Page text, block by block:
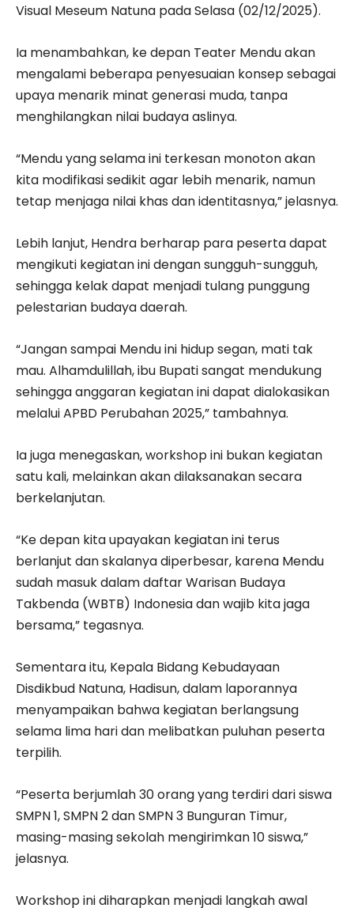
Visual Meseum Natuna pada Selasa (02/12/2025).
Ia menambahkan, ke depan Teater Mendu akan
mengalami beberapa penyesuaian konsep sebagai
upaya menarik minat generasi muda, tanpa
menghilangkan nilai budaya aslinya.
“Mendu yang selama ini terkesan monoton akan
kita modifikasi sedikit agar lebih menarik, namun
tetap menjaga nilai khas dan identitasnya,” jelasnya.
Lebih lanjut, Hendra berharap para peserta dapat
mengikuti kegiatan ini dengan sungguh-sungguh,
sehingga kelak dapat menjadi tulang punggung
pelestarian budaya daerah.
“Jangan sampai Mendu ini hidup segan, mati tak
mau. Alhamdulillah, ibu Bupati sangat mendukung
sehingga anggaran kegiatan ini dapat dialokasikan
melalui APBD Perubahan 2025,” tambahnya.
Ia juga menegaskan, workshop ini bukan kegiatan
satu kali, melainkan akan dilaksanakan secara
berkelanjutan.
“Ke depan kita upayakan kegiatan ini terus
berlanjut dan skalanya diperbesar, karena Mendu
sudah masuk dalam daftar Warisan Budaya
Takbenda (WBTB) Indonesia dan wajib kita jaga
bersama,” tegasnya.
Sementara itu, Kepala Bidang Kebudayaan
Disdikbud Natuna, Hadisun, dalam laporannya
menyampaikan bahwa kegiatan berlangsung
selama lima hari dan melibatkan puluhan peserta
terpilih.
“Peserta berjumlah 30 orang yang terdiri dari siswa
SMPN 1, SMPN 2 dan SMPN 3 Bunguran Timur,
masing-masing sekolah mengirimkan 10 siswa,”
jelasnya.
Workshop ini diharapkan menjadi langkah awal